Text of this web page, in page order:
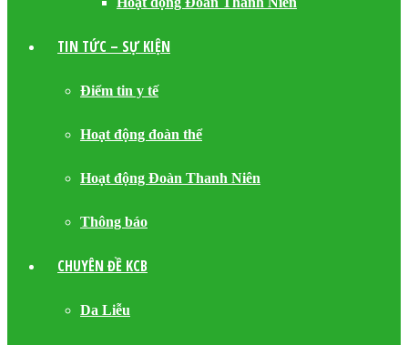
TIN TỨC – SỰ KIỆN
Điểm tin y tế
Hoạt động đoàn thể
Hoạt động Đoàn Thanh Niên
Thông báo
CHUYÊN ĐỀ KCB
Da Liễu